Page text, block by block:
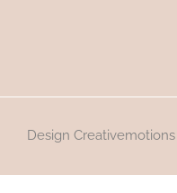
Design Creativemotions